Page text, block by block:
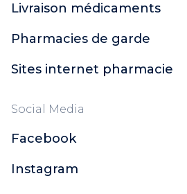
Livraison médicaments
Pharmacies de garde
Sites internet pharmacie
Social Media
Facebook
Instagram